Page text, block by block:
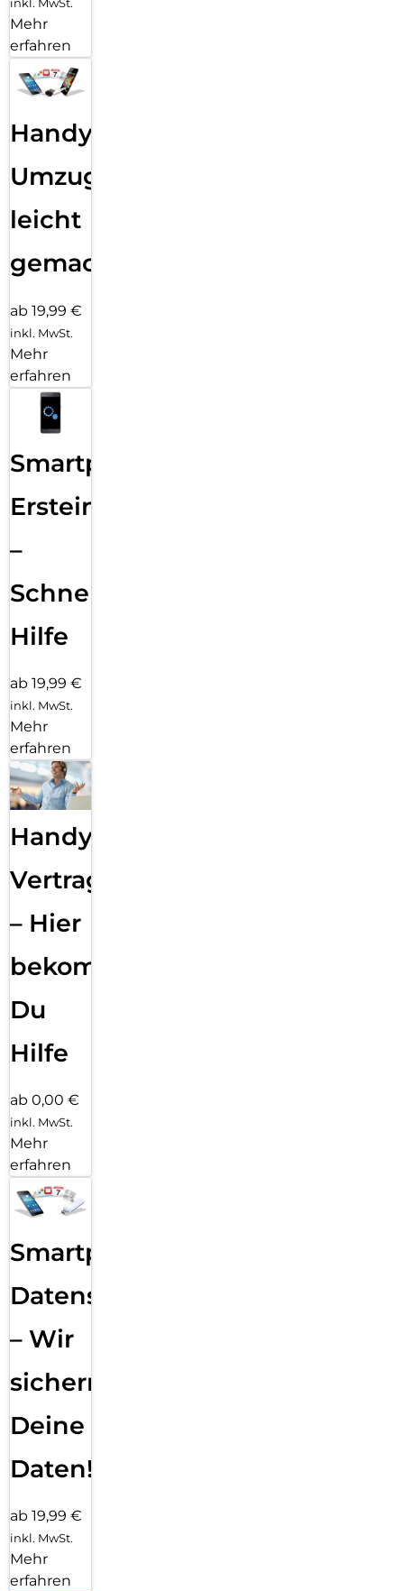
Mehr
erfahren
Handy
Umzug
leicht
gemacht!
ab 19,99 €
inkl. MwSt.
Mehr
erfahren
Smartphone
Ersteinrichtung
–
Schnelle
Hilfe
ab 19,99 €
inkl. MwSt.
Mehr
erfahren
Handy
Vertragsabwicklung
– Hier
bekommst
Du
Hilfe
ab 0,00 €
inkl. MwSt.
Mehr
erfahren
Smartphone
Datensicherung
– Wir
sichern
Deine
Daten!
ab 19,99 €
inkl. MwSt.
Mehr
erfahren